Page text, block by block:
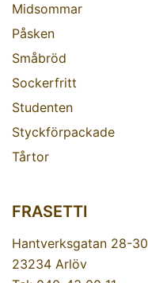
Midsommar
Påsken
Småbröd
Sockerfritt
Studenten
Styckförpackade
Tårtor
FRASETTI
Hantverksgatan 28-30
23234 Arlöv